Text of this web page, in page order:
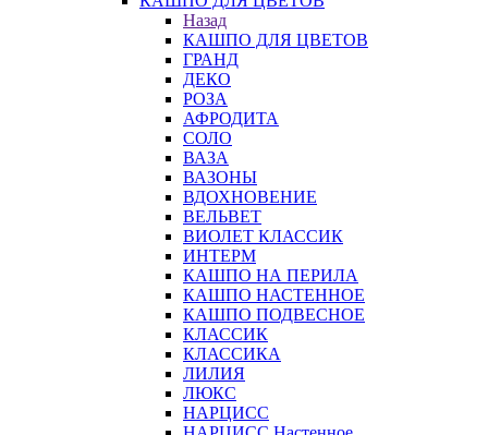
Назад
КАШПО ДЛЯ ЦВЕТОВ
ГРАНД
ДЕКО
РОЗА
АФРОДИТА
СОЛО
ВАЗА
ВАЗОНЫ
ВДОХНОВЕНИЕ
ВЕЛЬВЕТ
ВИОЛЕТ КЛАССИК
ИНТЕРМ
КАШПО НА ПЕРИЛА
КАШПО НАСТЕННОЕ
КАШПО ПОДВЕСНОЕ
КЛАССИК
КЛАССИКА
ЛИЛИЯ
ЛЮКС
НАРЦИСС